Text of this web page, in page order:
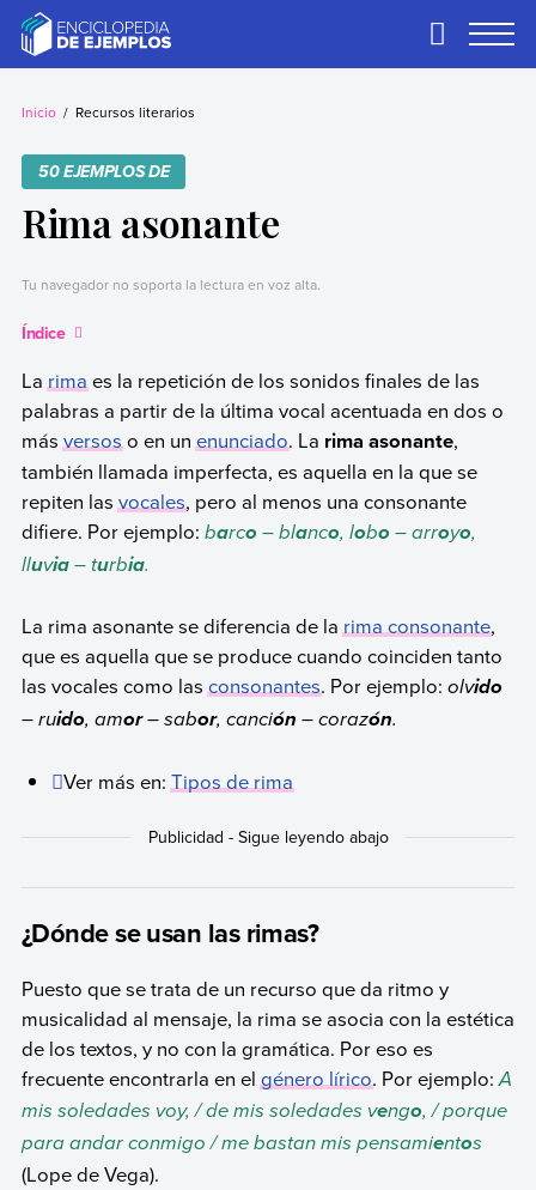
contentEjemplos
Necesitas ejemplos.
Primary
Inicio Recursos literarios
50 EJEMPLOS DE
Rima asonante
Tu navegador no soporta la lectura en voz alta.
Índice
Larimaes la repetición de los sonidos finales de las
palabras a partir de la última vocal acentuada en dos o
másversoso en unenunciado. La rima asonante,
también llamada imperfecta, es aquella en la que se
repiten lasvocales, pero al menos una consonante
difiere. Por ejemplo: barco – blanco, lobo – arroyo,
lluvia– turbia.
La rima asonante se diferencia de larima consonante,
que es aquella que se produce cuando coinciden tanto
las vocales como lasconsonantes. Por ejemplo: olvido
– ruido, amor– sabor, canción – corazón.
Ver más en:Tipos de rima
¿Dónde se usan las rimas?
Puesto que se trata de un recurso que da ritmo y
musicalidad al mensaje, la rima se asocia con la estética
de los textos, y no con la gramática. Por eso es
frecuente encontrarla en elgénero lírico. Por ejemplo:A
mis soledades voy, / de mis soledades vengo, / porque
para andar conmigo / me bastan mis pensamientos
(Lope de Vega).